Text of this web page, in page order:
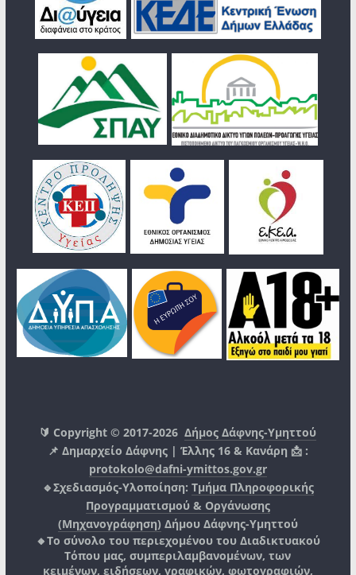
🔰 Copyright © 2017-2026Δήμος Δάφνης-Υμηττού
📌 Δημαρχείο Δάφνης | Έλλης 16 & Κανάρη 📩 :
protokolo@dafni-ymittos.gov.gr
🔹Σχεδιασμός-Υλοποίηση: Τμήμα Πληροφορικής
Προγραμματισμού & Οργάνωσης
(Μηχανογράφηση) Δήμου Δάφνης-Υμηττού
🔸Το σύνολο του περιεχομένου του Διαδικτυακού
Τόπου μας, συμπεριλαμβανομένων, των
κειμένων, ειδήσεων, γραφικών, φωτογραφιών,